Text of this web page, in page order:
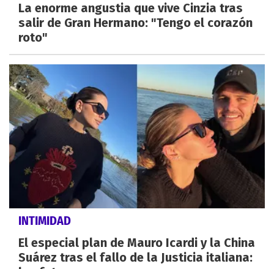
La enorme angustia que vive Cinzia tras
salir de Gran Hermano: "Tengo el corazón
roto"
INTIMIDAD
El especial plan de Mauro Icardi y la China
Suárez tras el fallo de la Justicia italiana: